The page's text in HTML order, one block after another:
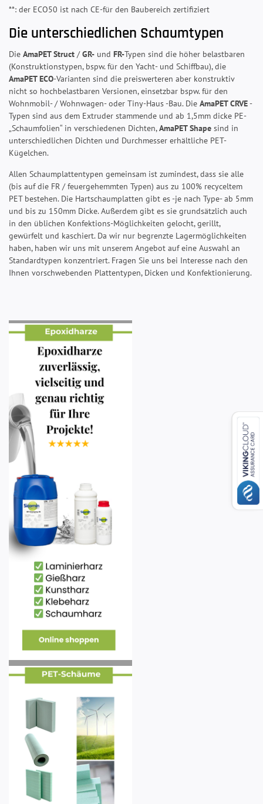
**: der ECO50 ist nach CE-für den Baubereich zertifiziert
Die unterschiedlichen Schaumtypen
Die AmaPET Struct /GR- und FR-Typen sind die höher belastbaren
(Konstruktionstypen, bspw. für den Yacht- und Schiffbau), die
AmaPET ECO-Varianten sind die preiswerteren aber konstruktiv
nicht so hochbelastbaren Versionen, einsetzbar bspw. für den
Wohnmobil- / Wohnwagen- oder Tiny-Haus -Bau. Die AmaPET CRVE-
Typen sind aus dem Extruder stammende und ab 1,5mm dicke PE-
„Schaumfolien“ in verschiedenen Dichten,AmaPET Shape sind in
unterschiedlichen Dichten und Durchmesser erhältliche PET-
Kügelchen.
Allen Schaumplattentypen gemeinsam ist zumindest, dass sie alle
(bis auf die FR / feuergehemmten Typen) aus zu 100% recyceltem
PET bestehen. Die Hartschaumplatten gibt es -je nach Type- ab 5mm
und bis zu 150mm Dicke. Außerdem gibt es sie grundsätzlich auch
in den üblichen Konfektions-Möglichkeiten gelocht, gerillt,
gewürfelt und kaschiert. Da wir nur begrenzte Lagermöglichkeiten
haben, haben wir uns mit unserem Angebot auf eine Auswahl an
Standardtypen konzentriert. Fragen Sie uns bei Interesse nach den
Ihnen vorschwebenden Plattentypen, Dicken und Konfektionierung.